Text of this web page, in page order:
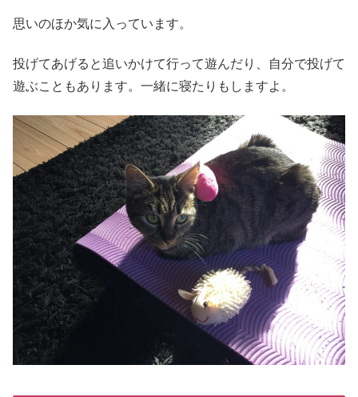
思いのほか気に入っています。
投げてあげると追いかけて行って遊んだり、自分で投げて
遊ぶこともあります。一緒に寝たりもしますよ。